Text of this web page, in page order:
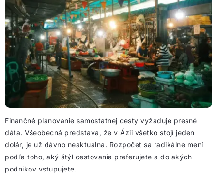
Finančné plánovanie samostatnej cesty vyžaduje presné
dáta. Všeobecná predstava, že v Ázii všetko stojí jeden
dolár, je už dávno neaktuálna. Rozpočet sa radikálne mení
podľa toho, aký štýl cestovania preferujete a do akých
podnikov vstupujete.